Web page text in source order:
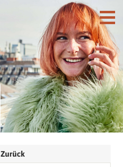
Zurück